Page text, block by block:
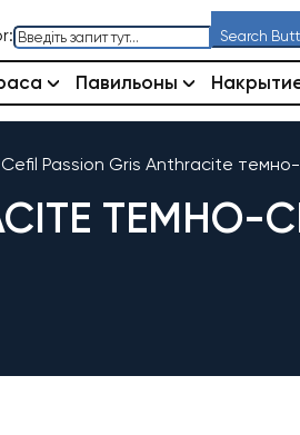
Search
Павильоны
Passion Gris Anthracite темно-
ТЕМНО-